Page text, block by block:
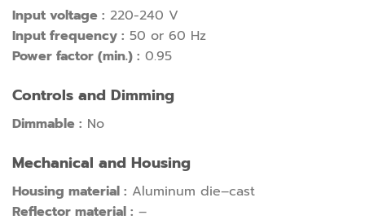
Input voltage : 220-240 V
Input frequency : 50 or 60 Hz
Power factor (min.) : 0.95
Controls and Dimming
Dimmable : No
Mechanical and Housing
Housing material : Aluminum die–cast
Reflector material : –